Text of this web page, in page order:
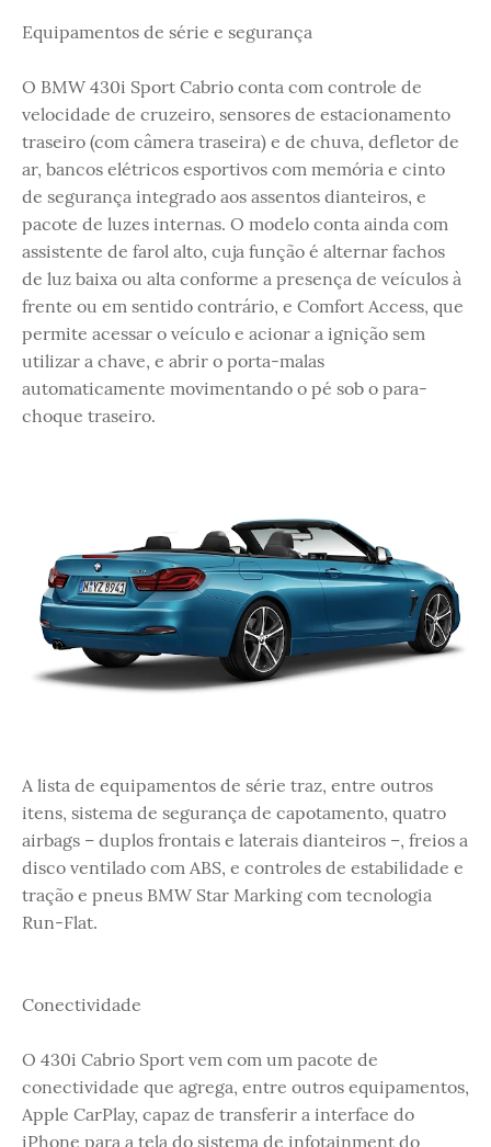
Equipamentos de série e segurança
O BMW 430i Sport Cabrio conta com controle de
velocidade de cruzeiro, sensores de estacionamento
traseiro (com câmera traseira) e de chuva, defletor de
ar, bancos elétricos esportivos com memória e cinto
de segurança integrado aos assentos dianteiros, e
pacote de luzes internas. O modelo conta ainda com
assistente de farol alto, cuja função é alternar fachos
de luz baixa ou alta conforme a presença de veículos à
frente ou em sentido contrário, e Comfort Access, que
permite acessar o veículo e acionar a ignição sem
utilizar a chave, e abrir o porta-malas
automaticamente movimentando o pé sob o para-
choque traseiro.
A lista de equipamentos de série traz, entre outros
itens, sistema de segurança de capotamento, quatro
airbags – duplos frontais e laterais dianteiros –, freios a
disco ventilado com ABS, e controles de estabilidade e
tração e pneus BMW Star Marking com tecnologia
Run-Flat.
Conectividade
O 430i Cabrio Sport vem com um pacote de
conectividade que agrega, entre outros equipamentos,
Apple CarPlay, capaz de transferir a interface do
iPhone para a tela do sistema de infotainment do